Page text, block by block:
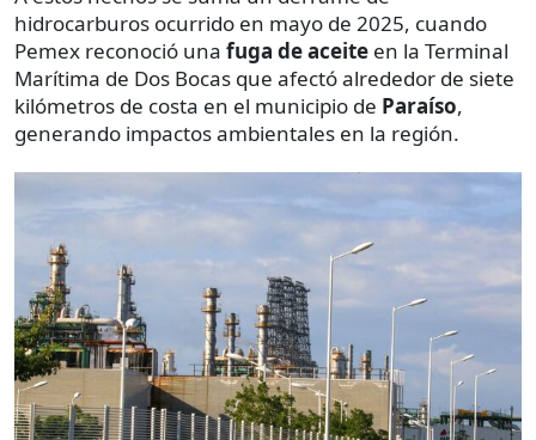
hidrocarburos ocurrido en mayo de 2025, cuando
Pemex reconoció una fuga de aceite en la Terminal
Marítima de Dos Bocas que afectó alrededor de siete
kilómetros de costa en el municipio de Paraíso,
generando impactos ambientales en la región.